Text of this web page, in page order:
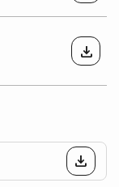
download